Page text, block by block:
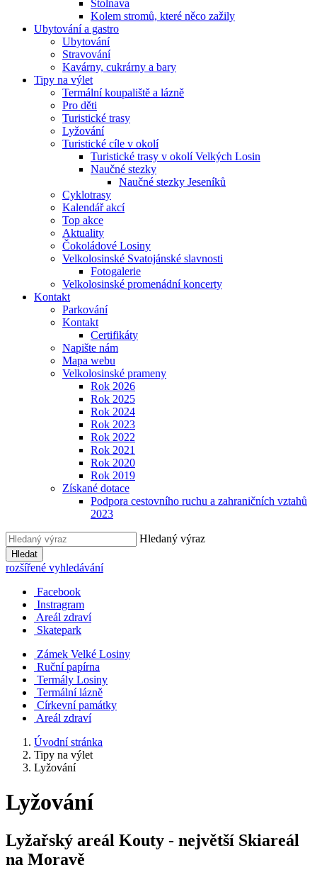
Štolnava
Kolem stromů, které něco zažily
Ubytování a gastro
Ubytování
Stravování
Kavárny, cukrárny a bary
Tipy na výlet
Termální koupaliště a lázně
Pro děti
Turistické trasy
Lyžování
Turistické cíle v okolí
Turistické trasy v okolí Velkých Losin
Naučné stezky
Naučné stezky Jeseníků
Cyklotrasy
Kalendář akcí
Top akce
Aktuality
Čokoládové Losiny
Velkolosinské Svatojánské slavnosti
Fotogalerie
Velkolosinské promenádní koncerty
Kontakt
Parkování
Kontakt
Certifikáty
Napište nám
Mapa webu
Velkolosinské prameny
Rok 2026
Rok 2025
Rok 2024
Rok 2023
Rok 2022
Rok 2021
Rok 2020
Rok 2019
Získané dotace
Podpora cestovního ruchu a zahraničních vztahů
2023
Hledaný výraz
Hledat
rozšířené vyhledávání
Facebook
Instragram
Areál zdraví
Skatepark
Zámek Velké Losiny
Ruční papírna
Termály Losiny
Termální lázně
Církevní památky
Areál zdraví
Úvodní stránka
Tipy na výlet
Lyžování
Lyžování
Lyžařský areál Kouty - největší Skiareál
na Moravě